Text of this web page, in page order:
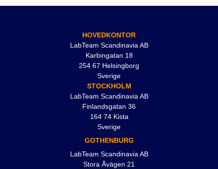
HOVEDKONTOR
LabTeam Scandinavia AB
Karbingatan 18
254 67 Helsingborg
Sverige
STOCKHOLM
LabTeam Scandinavia AB
Finlandsgatan 36
164 74 Kista
Sverige
GOTHENBURG
LabTeam Scandinavia AB
Stora Åvägen 21